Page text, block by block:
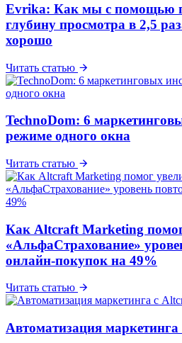
Evrika: Как мы с помощью
глубину просмотра в 2,5
хорошо
Читать статью
TechnoDom: 6
режиме одного окна
Читать статью
Как Altcraft Marketing
«АльфаСтрахование»
онлайн-покупок на 49%
Читать статью
Автоматизация